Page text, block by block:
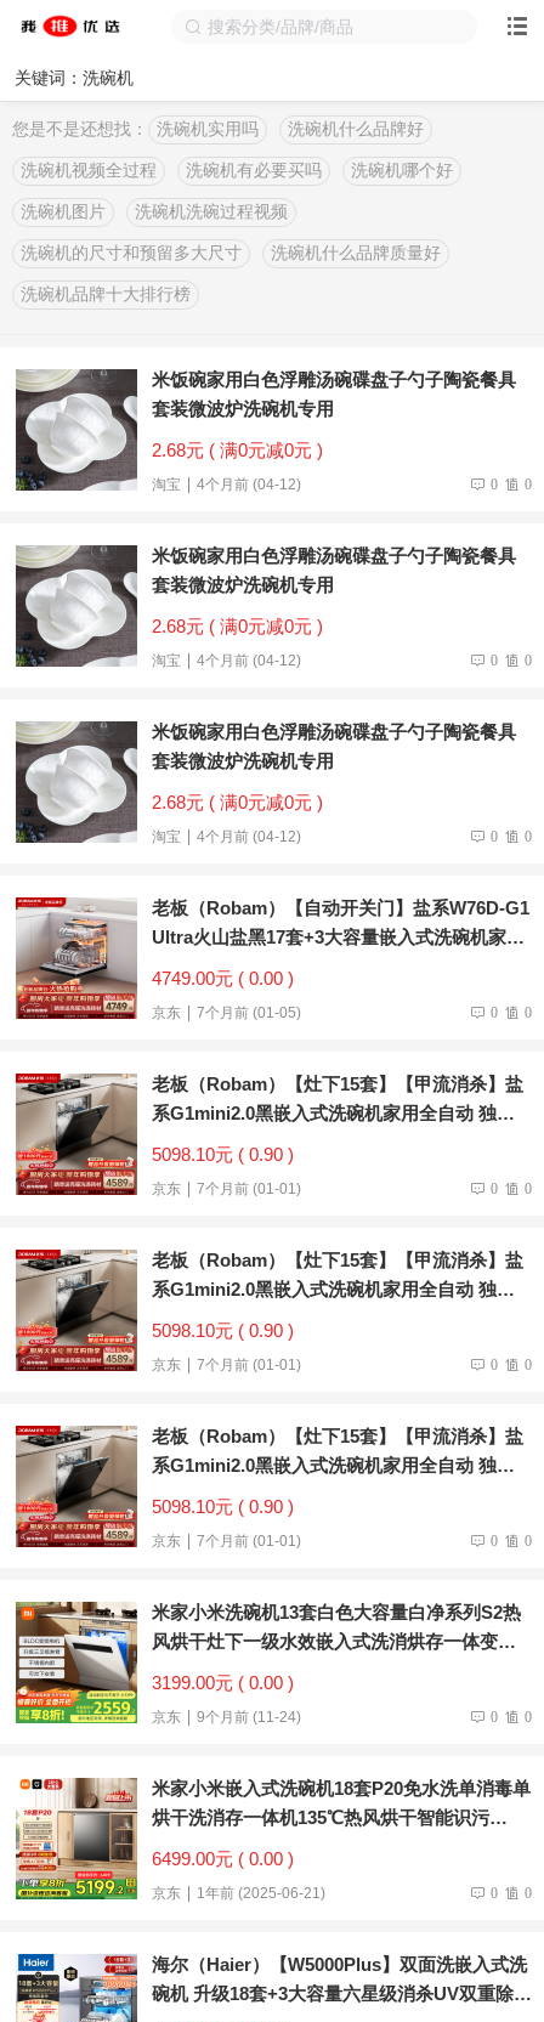
关键词：洗碗机
您是不是还想找： 洗碗机实用吗 洗碗机什么品牌好
洗碗机视频全过程 洗碗机有必要买吗 洗碗机哪个好
洗碗机图片 洗碗机洗碗过程视频
洗碗机的尺寸和预留多大尺寸 洗碗机什么品牌质量好
洗碗机品牌十大排行榜
米饭碗家用白色浮雕汤碗碟盘子勺子陶瓷餐具
套装微波炉洗碗机专用
2.68元 ( 满0元减0元 )
淘宝 4个月前 (04-12) 0 0
米饭碗家用白色浮雕汤碗碟盘子勺子陶瓷餐具
套装微波炉洗碗机专用
2.68元 ( 满0元减0元 )
淘宝 4个月前 (04-12) 0 0
米饭碗家用白色浮雕汤碗碟盘子勺子陶瓷餐具
套装微波炉洗碗机专用
2.68元 ( 满0元减0元 )
淘宝 4个月前 (04-12) 0 0
老板（Robam）【自动开关门】盐系W76D-G1
Ultra火山盐黑17套+3大容量嵌入式洗碗机家用
全自动紫外消毒
4749.00元 ( 0.00 )
京东 7个月前 (01-05) 0 0
老板（Robam）【灶下15套】【甲流消杀】盐
系G1mini2.0黑嵌入式洗碗机家用全自动 独立
紫外消毒 分层洗W64B35D
5098.10元 ( 0.90 )
京东 7个月前 (01-01) 0 0
老板（Robam）【灶下15套】【甲流消杀】盐
系G1mini2.0黑嵌入式洗碗机家用全自动 独立
紫外消毒 分层洗W64B35D
5098.10元 ( 0.90 )
京东 7个月前 (01-01) 0 0
老板（Robam）【灶下15套】【甲流消杀】盐
系G1mini2.0黑嵌入式洗碗机家用全自动 独立
紫外消毒 分层洗W64B35D
5098.10元 ( 0.90 )
京东 7个月前 (01-01) 0 0
米家小米洗碗机13套白色大容量白净系列S2热
风烘干灶下一级水效嵌入式洗消烘存一体变频
除菌WQP13-02
3199.00元 ( 0.00 )
京东 9个月前 (11-24) 0 0
米家小米嵌入式洗碗机18套P20免水洗单消毒单
烘干洗消存一体机135℃热风烘干智能识污
QMDW1803M
6499.00元 ( 0.00 )
京东 1年前 (2025-06-21) 0 0
海尔（Haier）【W5000Plus】双面洗嵌入式洗
碗机 升级18套+3大容量六星级消杀UV双重除菌